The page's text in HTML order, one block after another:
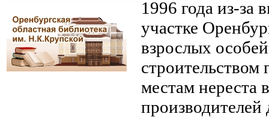
1996 года из-за
участке
взрослых
местам нереста
производителей